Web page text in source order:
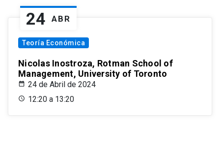
24 ABR
Teoría Económica
Nicolas Inostroza, Rotman School of
Management, University of Toronto
24 de Abril de 2024
12:20 a 13:20